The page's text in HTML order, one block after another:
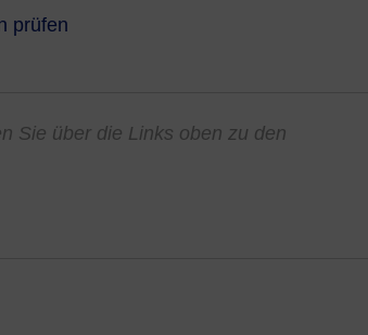
prüfen
Sie über die Links oben zu den